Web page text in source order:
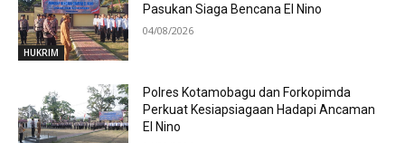
HUKRIM
Pasukan Siaga Bencana El Nino
04/08/2026
Polres Kotamobagu dan Forkopimda
Perkuat Kesiapsiagaan Hadapi Ancaman
El Nino